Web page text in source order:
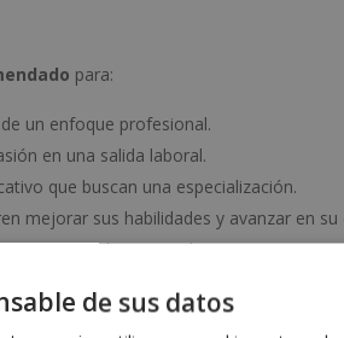
para:
un enfoque profesional.
en una salida laboral.
que buscan una especialización.
mejorar sus habilidades y avanzar en su
escuela de equitación o negocio
curso te da las herramientas para
de sus datos